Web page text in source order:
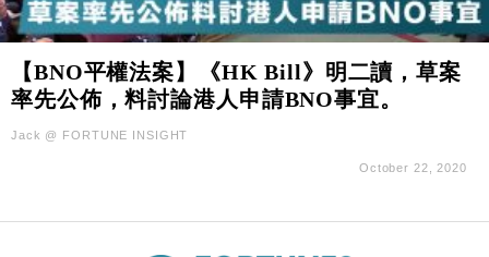
【BNO平權法案】《HK Bill》明二讀，草案
率先公佈，料討論港人申請BNO事宜。
Jack @ FORTUNE INSIGHT
October 22, 2020